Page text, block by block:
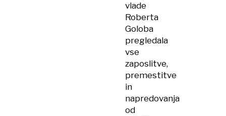
vlade
Roberta
Goloba
pregledala
vse
zaposlitve,
premestitve
in
napredovanja
od